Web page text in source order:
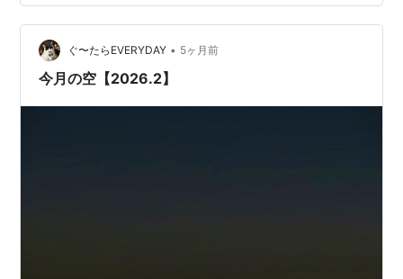
等星レグルスが月に隠される「レグルス食」もほぼ全国
で起こり、 月と金星や木星の接近もあるため夜空に注目
です。 https://x.com/wni_jp/st…
ぐ〜たらEVERYDAY • 5ヶ月前
今月の空【2026.2】